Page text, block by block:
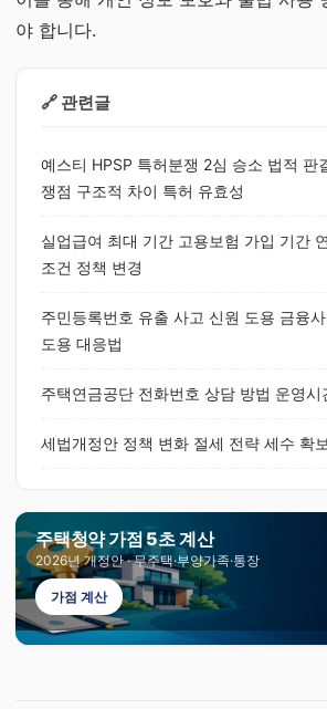
야 합니다.
🔗 관련글
예스티 HPSP 특허분쟁 2심 승소 법적 판
쟁점 구조적 차이 특허 유효성
실업급여 최대 기간 고용보험 가입 기간
조건 정책 변경
주민등록번호 유출 사고 신원 도용 금융
도용 대응법
주택연금공단 전화번호 상담 방법 운영시
세법개정안 정책 변화 절세 전략 세수 확보
주택청약 가점 5초 계산
2026년 개정안 · 무주택·부양가족·통장
가점 계산